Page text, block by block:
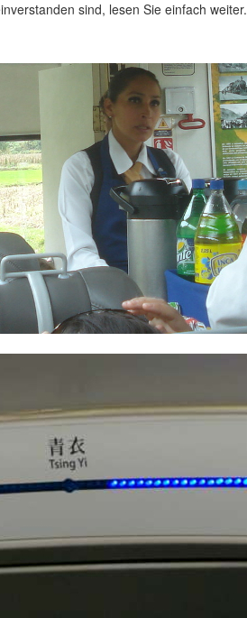
sind, lesen Sie einfach weiter.